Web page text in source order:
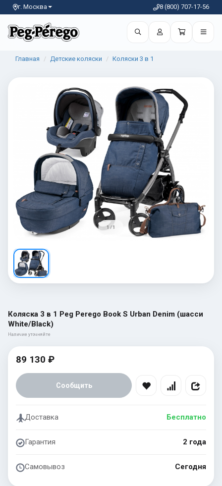
г. Москва 8 (800) 707-17-56
Главная Детские коляски Коляски 3 в 1
1 / 1
Коляска 3 в 1 Peg Perego Book S Urban Denim (шасси
White/Black)
Наличие уточняйте
89 130 ₽
Сообщить
Доставка Бесплатно
Гарантия 2 года
Самовывоз Сегодня